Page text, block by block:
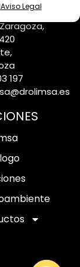
Aviso Legal
197